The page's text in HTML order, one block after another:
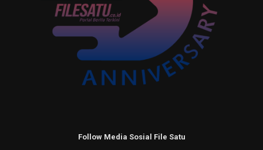
Follow Media Sosial File Satu